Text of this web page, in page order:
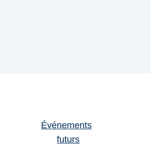
Événements
futurs